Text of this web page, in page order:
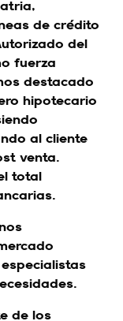
de crédito
del
fuerza
destacado
hipotecario
al cliente
venta.
total
de los